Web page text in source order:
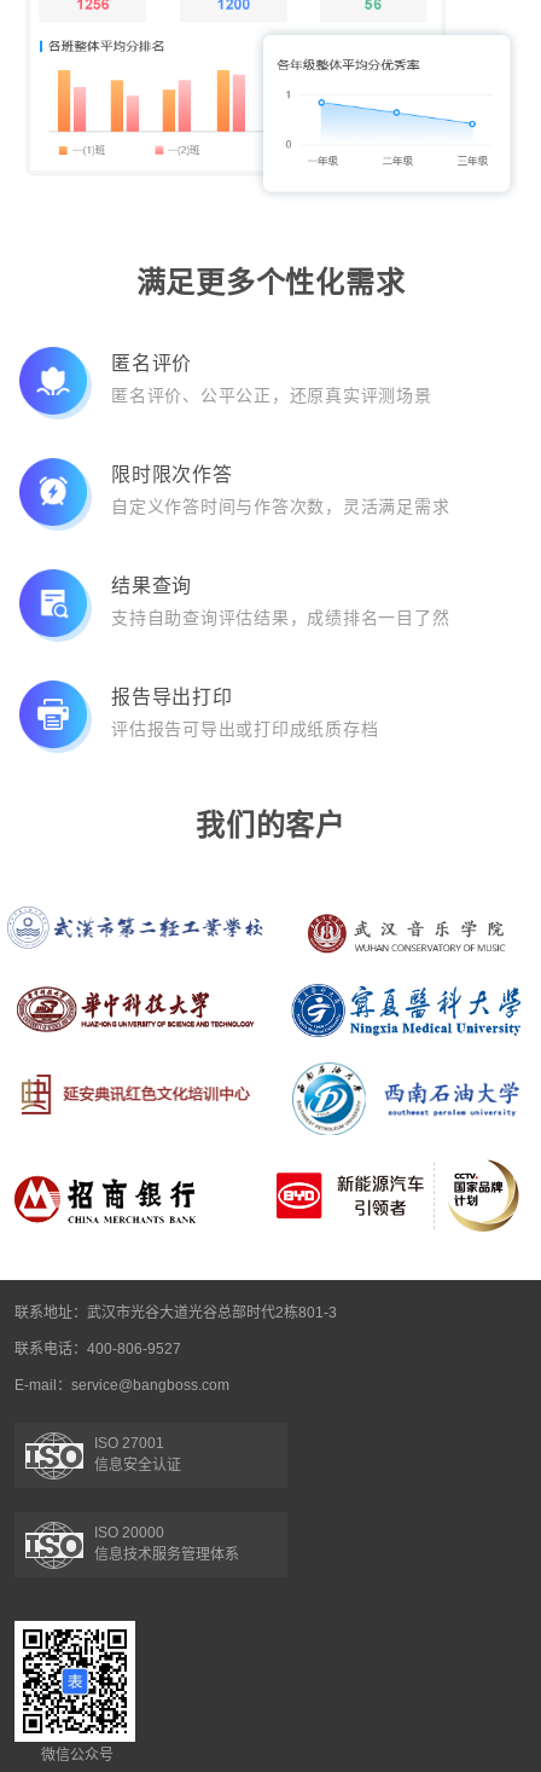
满足更多个性化需求
匿名评价
匿名评价、公平公正，还原真实评测场景
限时限次作答
自定义作答时间与作答次数，灵活满足需求
结果查询
支持自助查询评估结果，成绩排名一目了然
报告导出打印
评估报告可导出或打印成纸质存档
我们的客户
联系地址：武汉市光谷大道光谷总部时代2栋801-3
联系电话：400-806-9527
E-mail：service@bangboss.com
ISO 27001
信息安全认证
ISO 20000
信息技术服务管理体系
微信公众号